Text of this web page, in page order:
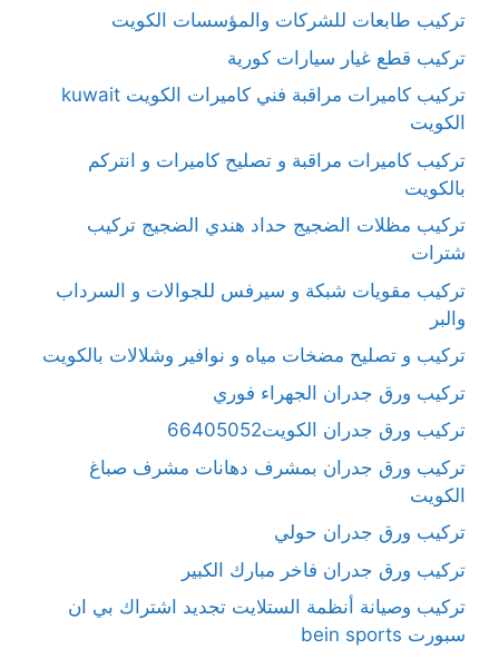
تركيب طابعات للشركات والمؤسسات الكويت
تركيب قطع غيار سيارات كورية
تركيب كاميرات مراقبة فني كاميرات الكويت kuwait
الكويت
تركيب كاميرات مراقبة و تصليح كاميرات و انتركم
بالكويت
تركيب مظلات الضجيج حداد هندي الضجيج تركيب
شترات
تركيب مقويات شبكة و سيرفس للجوالات و السرداب
والبر
تركيب و تصليح مضخات مياه و نوافير وشلالات بالكويت
تركيب ورق جدران الجهراء فوري
تركيب ورق جدران الكويت66405052
تركيب ورق جدران بمشرف دهانات مشرف صباغ
الكويت
تركيب ورق جدران حولي
تركيب ورق جدران فاخر مبارك الكبير
تركيب وصيانة أنظمة الستلايت تجديد اشتراك بي ان
سبورت bein sports